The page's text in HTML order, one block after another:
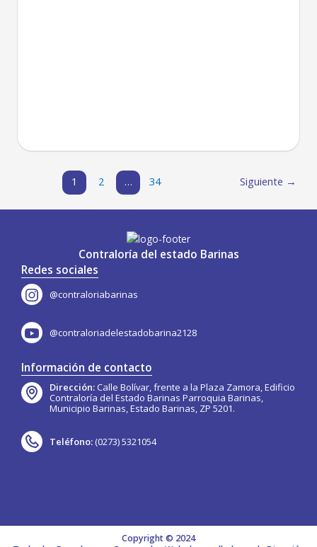
1 2 … 34 Siguiente →
Contraloría del estado Barinas
Redes sociales
@contraloriabarinas
@contraloriadelestadobarina2128
Información de contacto
Dirección: Calle Bolívar, frente a la Plaza Zamora, Edificio
Contraloría del Estado Barinas Parroquia Barinas,
Municipio Barinas, Estado Barinas, ZP 5201.
Teléfono: (0273) 5321054
Copyright © 2024